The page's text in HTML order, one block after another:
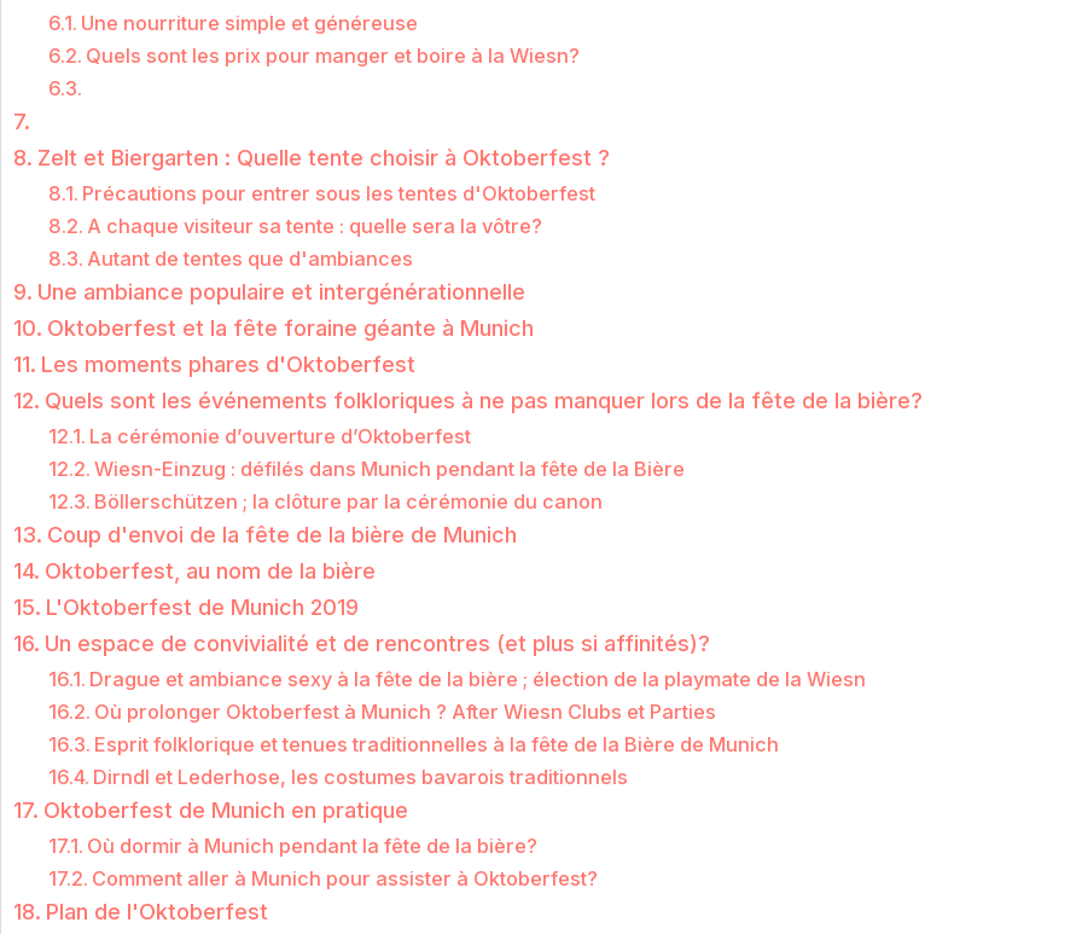
Une nourriture simple et généreuse
Quels sont les prix pour manger et boire à la Wiesn?
Zelt et Biergarten : Quelle tente choisir à Oktoberfest ?
Précautions pour entrer sous les tentes d'Oktoberfest
A chaque visiteur sa tente : quelle sera la vôtre?
Autant de tentes que d'ambiances
Une ambiance populaire et intergénérationnelle
Oktoberfest et la fête foraine géante à Munich
Les moments phares d'Oktoberfest
Quels sont les événements folkloriques à ne pas manquer lors de la fête de la bière?
La cérémonie d’ouverture d’Oktoberfest
Wiesn-Einzug : défilés dans Munich pendant la fête de la Bière
Böllerschützen ; la clôture par la cérémonie du canon
Coup d'envoi de la fête de la bière de Munich
Oktoberfest, au nom de la bière
L'Oktoberfest de Munich 2019
Un espace de convivialité et de rencontres (et plus si affinités)?
Drague et ambiance sexy à la fête de la bière ; élection de la playmate de la Wiesn
Où prolonger Oktoberfest à Munich ? After Wiesn Clubs et Parties
Esprit folklorique et tenues traditionnelles à la fête de la Bière de Munich
Dirndl et Lederhose, les costumes bavarois traditionnels
Oktoberfest de Munich en pratique
Où dormir à Munich pendant la fête de la bière?
Comment aller à Munich pour assister à Oktoberfest?
Plan de l'Oktoberfest